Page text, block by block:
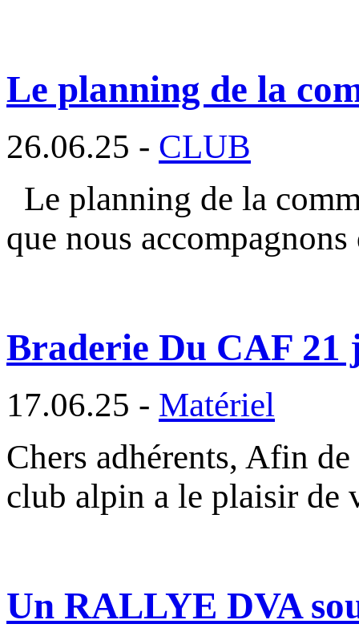
Le planning de la
26.06.25 - CLUB
Le planning de la
que nous
Braderie Du CAF 21
17.06.25 - Matériel
Chers adhérents, Afin
club alpin a le plaisir de
Un RALLYE DVA